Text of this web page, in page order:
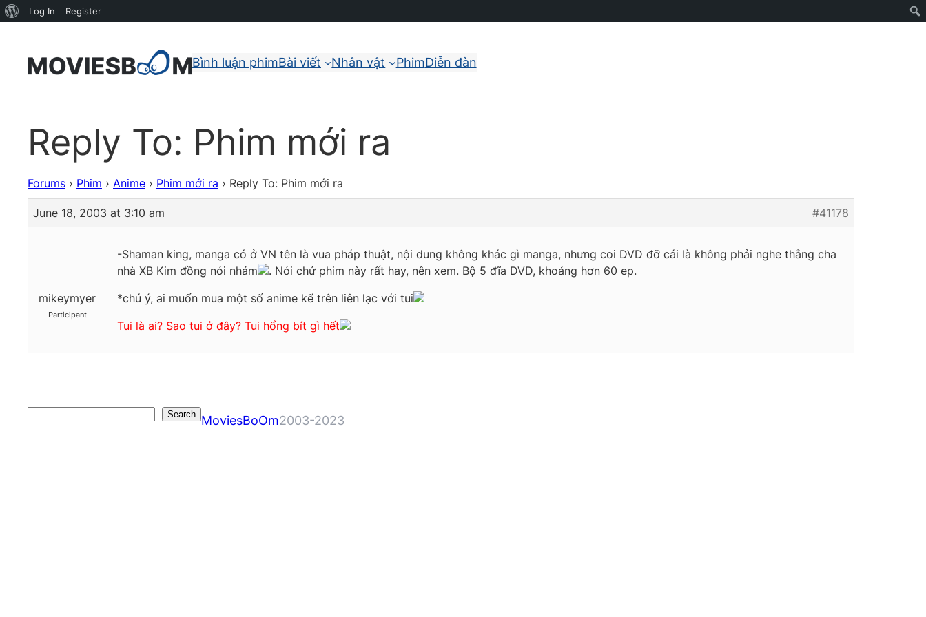
Bình luận phimBài viết Nhân vật PhimDiễn đàn
Reply To: Phim mới ra
Forums › Phim › Anime › Phim mới ra › Reply To: Phim mới ra
June 18, 2003 at 3:10 am #41178
mikeymyer
Participant
-Shaman king, manga có ở VN tên là vua pháp thuật, nội dung không khác gì manga, nhưng coi DVD đỡ cái là không phải nghe thằng cha
nhà XB Kim đồng nói nhảm
. Nói chứ phim này rất hay, nên xem. Bộ 5 đĩa DVD, khoảng hơn 60 ep.
*chú ý, ai muốn mua một số anime kể trên liên lạc với tui
Tui là ai? Sao tui ở đây? Tui hổng bít gì hết
Search MoviesBoOm2003-2023
About
Log In Register